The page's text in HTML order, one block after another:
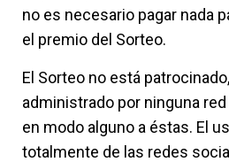
no es necesario pagar nada
el premio del Sorteo.
El Sorteo no está
administrado por ninguna
en modo alguno a éstas. El
totalmente de las redes